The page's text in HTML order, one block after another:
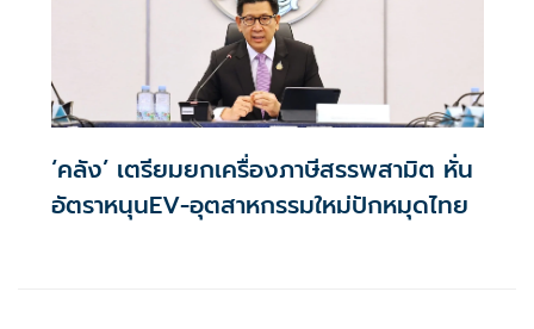
‘คลัง’ เตรียมยกเครื่องภาษีสรรพสามิต หั่น
อัตราหนุนEV-อุตสาหกรรมใหม่ปักหมุดไทย